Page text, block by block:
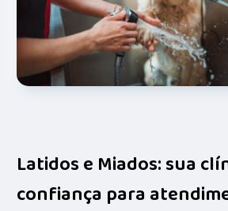
Latidos e Miados: sua
confiança para